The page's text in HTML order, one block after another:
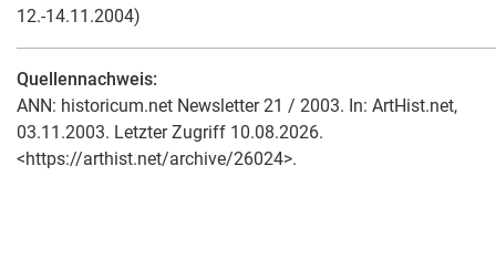
12.-14.11.2004)
Quellennachweis:
ANN: historicum.net Newsletter 21 / 2003. In: ArtHist.net,
03.11.2003. Letzter Zugriff 10.08.2026.
<https://arthist.net/archive/26024>.